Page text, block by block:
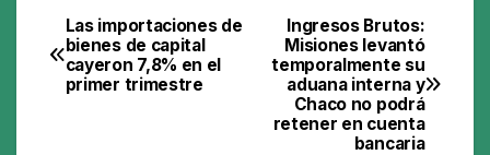
Navegación
de
Ingresos Brutos:
Misiones levantó
temporalmente su
aduana interna y
Chaco no podrá
retener en cuenta
bancaria
Las importaciones de
bienes de capital
cayeron 7,8% en el
primer trimestre